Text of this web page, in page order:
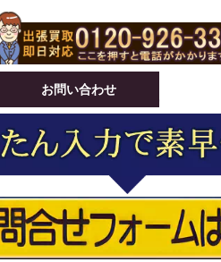
お問い合わせ